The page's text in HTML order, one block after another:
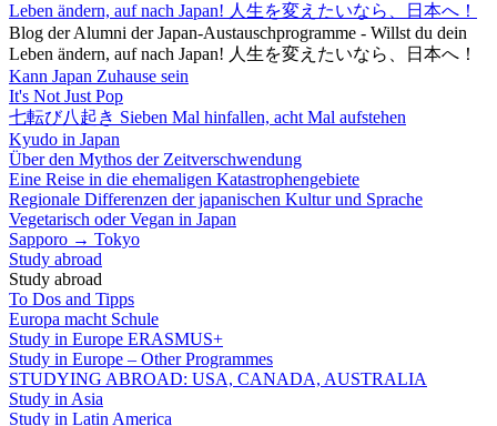
Leben ändern, auf nach Japan! 人生を変えたいなら、日本へ！
Blog der Alumni der Japan-Austauschprogramme - Willst du dein
Leben ändern, auf nach Japan! 人生を変えたいなら、日本へ！
Kann Japan Zuhause sein
It's Not Just Pop
七転び八起き Sieben Mal hinfallen, acht Mal aufstehen
Kyudo in Japan
Über den Mythos der Zeitverschwendung
Eine Reise in die ehemaligen Katastrophengebiete
Regionale Differenzen der japanischen Kultur und Sprache
Vegetarisch oder Vegan in Japan
Sapporo → Tokyo
Study abroad
Study abroad
To Dos and Tipps
Europa macht Schule
Study in Europe ERASMUS+
Study in Europe – Other Programmes
STUDYING ABROAD: USA, CANADA, AUSTRALIA
Study in Asia
Study in Latin America